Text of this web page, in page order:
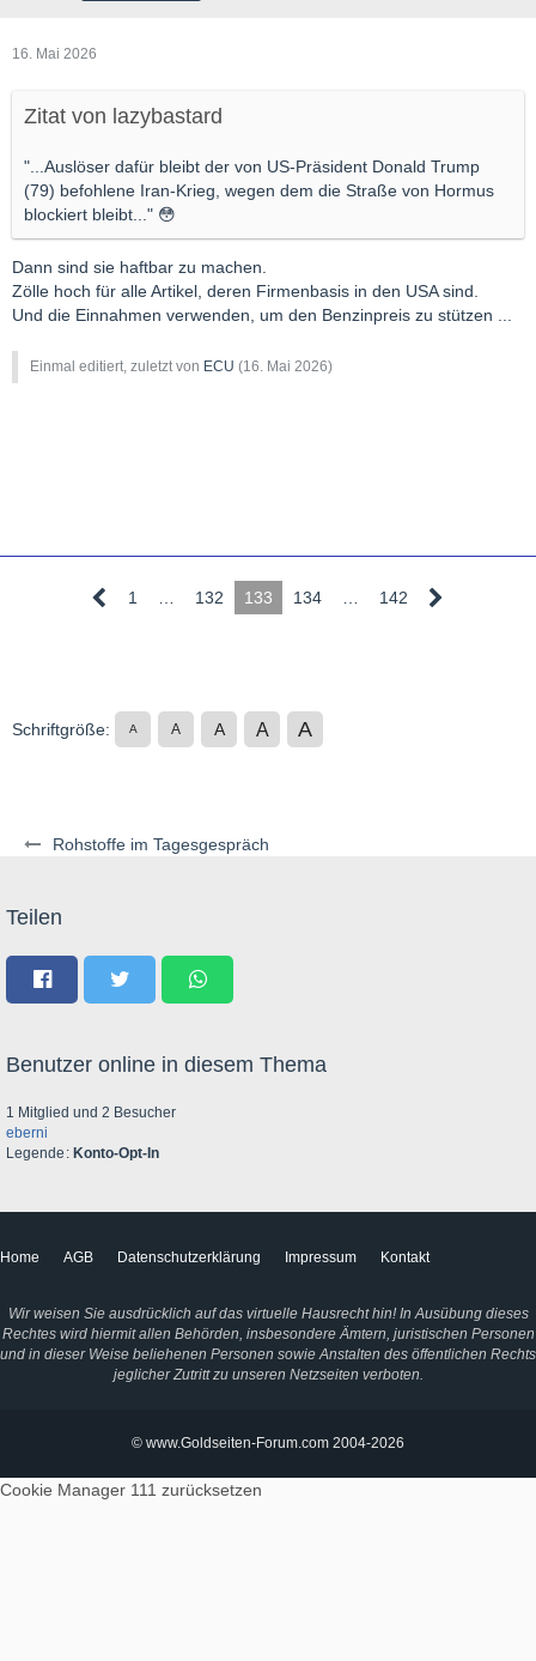
Rohstoffe im Tagesgespräch
16. Mai 2026
Zitat von lazybastard
"...Auslöser dafür bleibt der von US-Präsident Donald Trump
(79) befohlene Iran-Krieg, wegen dem die Straße von Hormus
blockiert bleibt..." 😳
Dann sind sie haftbar zu machen.
Zölle hoch für alle Artikel, deren Firmenbasis in den USA sind.
Und die Einnahmen verwenden, um den Benzinpreis zu stützen ...
Einmal editiert, zuletzt von ECU (16. Mai 2026)
1 … 132 133 134 … 142
Schriftgröße: A A A A A
Teilen
Benutzer online in diesem Thema
1 Mitglied und 2 Besucher
eberni
Legende
Konto-Opt-In
Home AGB Datenschutzerklärung Impressum Kontakt
Wir weisen Sie ausdrücklich auf das virtuelle Hausrecht hin! In Ausübung dieses
Rechtes wird hiermit allen Behörden, insbesondere Ämtern, juristischen Personen
und in dieser Weise beliehenen Personen sowie Anstalten des öffentlichen Rechts
jeglicher Zutritt zu unseren Netzseiten verboten.
© www.Goldseiten-Forum.com 2004-2026
Cookie Manager 111 zurücksetzen